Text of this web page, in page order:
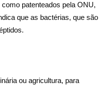
patenteados pela ONU,
que as bactérias, que são
ou agricultura, para